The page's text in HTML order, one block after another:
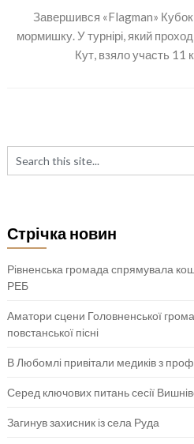
Завершився «Flagman» Кубок
мормишку. У турнірі, який
Кут, взяло участь 11
Стрічка новин
Рівненська громада спрямувала
РЕБ
Аматори сцени Головненської
повстанської пісні
В Любомлі привітали медиків з
Серед ключових питань сесії
Загинув захисник із села Руда